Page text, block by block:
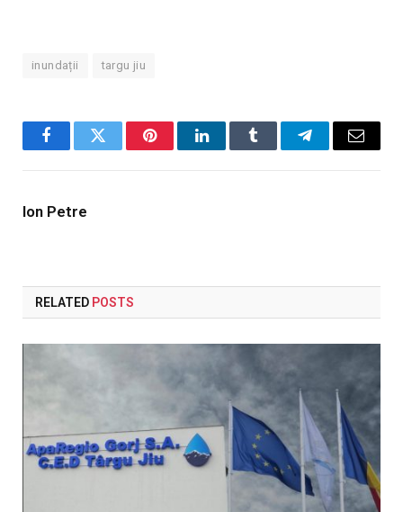
inundații targu jiu
FacebookTwitter PinterestLinkedInTumblr TelegramEmail
Ion Petre
RELATED POSTS